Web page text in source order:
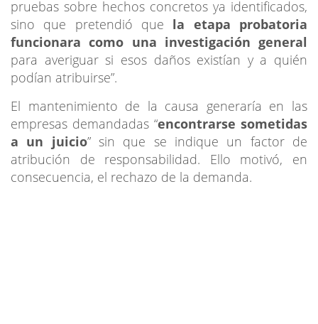
pruebas sobre hechos concretos ya identificados,
sino que pretendió que la etapa probatoria
funcionara como una investigación general
para averiguar si esos daños existían y a quién
podían atribuirse”.
El mantenimiento de la causa generaría en las
empresas demandadas “encontrarse sometidas
a un juicio” sin que se indique un factor de
atribución de responsabilidad. Ello motivó, en
consecuencia, el rechazo de la demanda.